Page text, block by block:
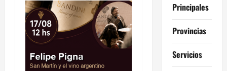
Principales
Provincias
Servicios